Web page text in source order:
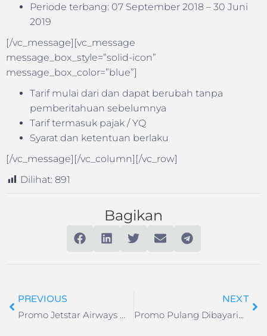
Periode terbang: 07 September 2018 – 30 Juni
2019
[/vc_message][vc_message
message_box_style=”solid-icon”
message_box_color=”blue”]
Tarif mulai dari dan dapat berubah tanpa
pemberitahuan sebelumnya
Tarif termasuk pajak / YQ
Syarat dan ketentuan berlaku
[/vc_message][/vc_column][/vc_row]
Dilihat: 891
Bagikan
PREVIOUS
Promo Jetstar Airways Weekend Fare Frenzy September 2018
NEXT
Promo Pulang Dibayarin Jetstar